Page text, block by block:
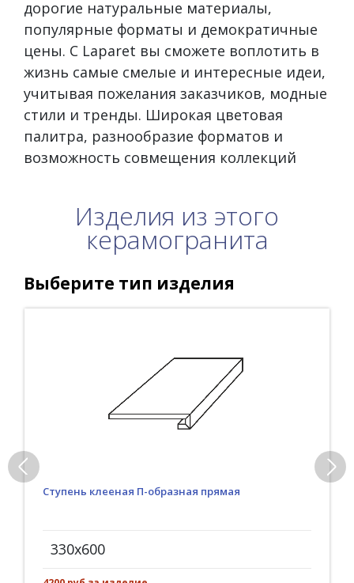
дорогие натуральные материалы,
популярные форматы и демократичные
цены. С Laparet вы сможете воплотить в
жизнь самые смелые и интересные идеи,
учитывая пожелания заказчиков, модные
стили и тренды. Широкая цветовая
палитра, разнообразие форматов и
возможность совмещения коллекций
Изделия из этого
керамогранита
Выберите тип изделия
Ступень клееная П-образная прямая
330x600